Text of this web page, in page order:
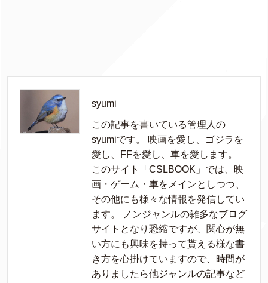
syumi
この記事を書いている管理人の
syumiです。 映画を愛し、ゴジラを
愛し、FFを愛し、車を愛します。
このサイト「CSLBOOK」では、映
画・ゲーム・車をメインとしつつ、
その他にも様々な情報を発信してい
ます。 ノンジャンルの雑多なブログ
サイトとなり恐縮ですが、関心が無
い方にも興味を持って貰える様な書
き方を心掛けていますので、時間が
ありましたら他ジャンルの記事など